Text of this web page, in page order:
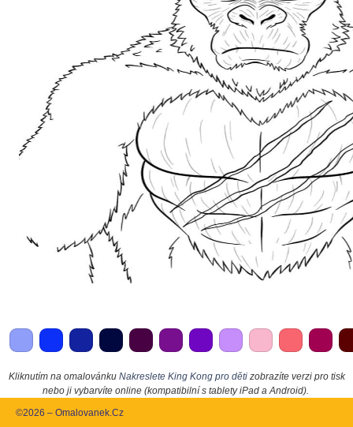
Kliknutím na omalovánku Nakreslete King Kong pro dětizobrazíte verzi pro tisk
nebo ji vybarvíte online (kompatibilní s tablety iPad a Android).
©2026 – Omalovanek.Cz